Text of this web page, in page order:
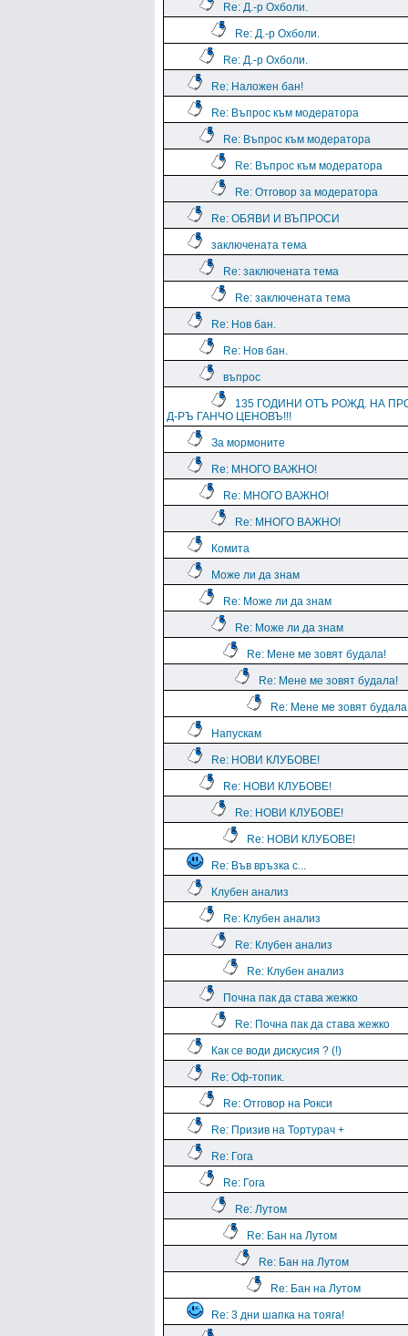
Re: Д.-р Охболи.
Re: Д.-р Охболи.
Re: Д.-р Охболи.
Re: Наложен бан!
Re: Въпрос към модератора
Re: Въпрос към модератора
Re: Въпрос към модератора
Re: Отговор за модератора
Re: ОБЯВИ И ВЪПРОСИ
заключената тема
Re: заключената тема
Re: заключената тема
Re: Нов бан.
Re: Нов бан.
въпрос
135 ГОДИНИ ОТЪ РОЖД. НА
Д-РЪ ГАНЧО ЦЕНОВЪ!!!
За мормоните
Re: МНОГО ВАЖНО!
Re: МНОГО ВАЖНО!
Re: МНОГО ВАЖНО!
Комита
Може ли да знам
Re: Може ли да знам
Re: Може ли да знам
Re: Мене ме зовят будала!
Re: Мене ме зовят будала!
Re: Мене ме зовят
Напускам
Re: НОВИ КЛУБОВЕ!
Re: НОВИ КЛУБОВЕ!
Re: НОВИ КЛУБОВЕ!
Re: НОВИ КЛУБОВЕ!
Re: Във връзка с...
Клубен анализ
Re: Клубен анализ
Re: Клубен анализ
Re: Клубен анализ
Почна пак да става жежко
Re: Почна пак да става жежко
Как се води дискусия ? (!)
Re: Оф-топик.
Re: Отговор на Рокси
Re: Призив на Тортурач +
Re: Гога
Re: Гога
Re: Лутом
Re: Бан на Лутом
Re: Бан на Лутом
Re: Бан на Лутом
Re: 3 дни шапка на тояга!